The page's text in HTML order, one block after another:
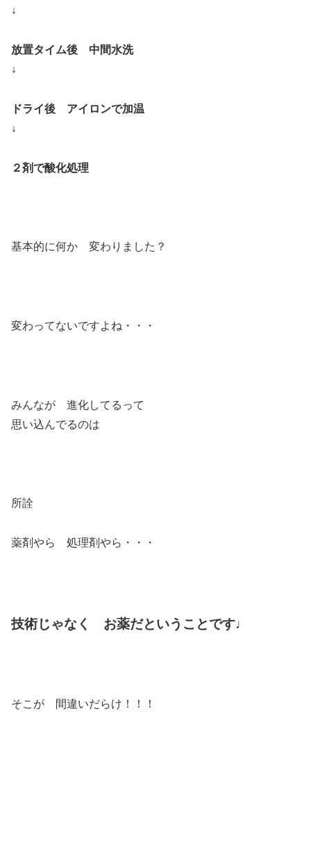
↓
放置タイム後 中間水洗
↓
ドライ後 アイロンで加温
↓
２剤で酸化処理
基本的に何か 変わりました？
変わってないですよね・・・
みんなが 進化してるって
思い込んでるのは
所詮
薬剤やら 処理剤やら・・・
技術じゃなく お薬だということです♩
そこが 間違いだらけ！！！